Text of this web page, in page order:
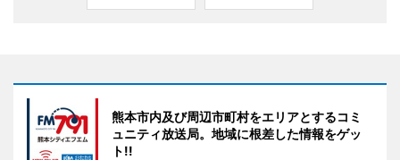
熊本市内及び周辺市町村をエリアとするコミ
ュニティ放送局。地域に根差した情報をゲッ
ト!!